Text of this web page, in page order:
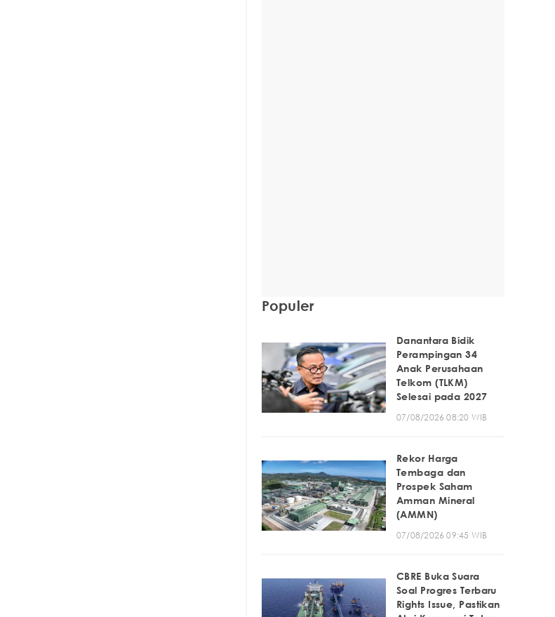
Populer
Danantara Bidik
Perampingan 34
Anak Perusahaan
Telkom (TLKM)
Selesai pada 2027
07/08/2026 08:20 WIB
Rekor Harga
Tembaga dan
Prospek Saham
Amman Mineral
(AMMN)
07/08/2026 09:45 WIB
CBRE Buka Suara
Soal Progres Terbaru
Rights Issue, Pastikan